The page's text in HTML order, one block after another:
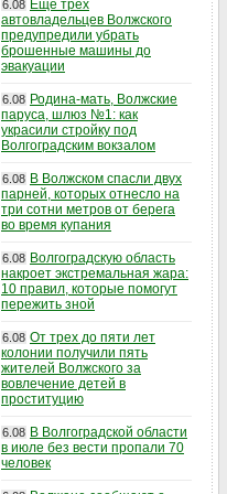
6.08 Еще трех
автовладельцев Волжского
предупредили убрать
брошенные машины до
эвакуации
6.08 Родина-мать, Волжские
паруса, шлюз №1: как
украсили стройку под
Волгоградским вокзалом
6.08 В Волжском спасли двух
парней, которых отнесло на
три сотни метров от берега
во время купания
6.08 Волгоградскую область
накроет экстремальная жара:
10 правил, которые помогут
пережить зной
6.08 От трех до пяти лет
колонии получили пять
жителей Волжского за
вовлечение детей в
проституцию
6.08 В Волгоградской области
в июле без вести пропали 70
человек